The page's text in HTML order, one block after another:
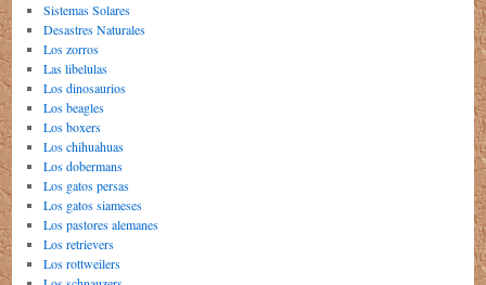
Sistemas Solares
Desastres Naturales
Los zorros
Las libelulas
Los dinosaurios
Los beagles
Los boxers
Los chihuahuas
Los dobermans
Los gatos persas
Los gatos siameses
Los pastores alemanes
Los retrievers
Los rottweilers